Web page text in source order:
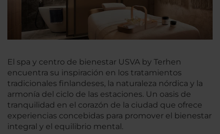
El spa y centro de bienestar USVA by Terhen
encuentra su inspiración en los tratamientos
tradicionales finlandeses, la naturaleza nórdica y la
armonía del ciclo de las estaciones. Un oasis de
tranquilidad en el corazón de la ciudad que ofrece
experiencias concebidas para promover el bienestar
integral y el equilibrio mental.